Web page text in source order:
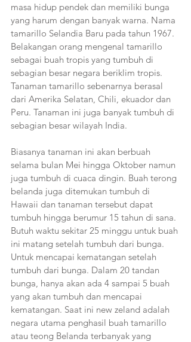
masa hidup pendek dan memiliki bunga
yang harum dengan banyak warna. Nama
tamarillo Selandia Baru pada tahun 1967.
Belakangan orang mengenal tamarillo
sebagai buah tropis yang tumbuh di
sebagian besar negara beriklim tropis.
Tanaman tamarillo sebenarnya berasal
dari Amerika Selatan, Chili, ekuador dan
Peru. Tanaman ini juga banyak tumbuh di
sebagian besar wilayah India.
Biasanya tanaman ini akan berbuah
selama bulan Mei hingga Oktober namun
juga tumbuh di cuaca dingin. Buah terong
belanda juga ditemukan tumbuh di
Hawaii dan tanaman tersebut dapat
tumbuh hingga berumur 15 tahun di sana.
Butuh waktu sekitar 25 minggu untuk buah
ini matang setelah tumbuh dari bunga.
Untuk mencapai kematangan setelah
tumbuh dari bunga. Dalam 20 tandan
bunga, hanya akan ada 4 sampai 5 buah
yang akan tumbuh dan mencapai
kematangan. Saat ini new zeland adalah
negara utama penghasil buah tamarillo
atau teong Belanda terbanyak yang